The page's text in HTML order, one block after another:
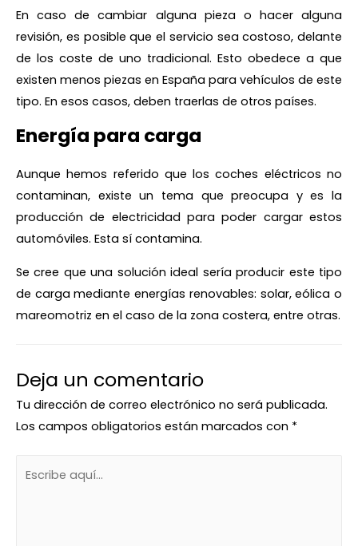
En caso de cambiar alguna pieza o hacer alguna
revisión, es posible que el servicio sea costoso, delante
de los coste de uno tradicional. Esto obedece a que
existen menos piezas en España para vehículos de este
tipo. En esos casos, deben traerlas de otros países.
Energía para carga
Aunque hemos referido que los coches eléctricos no
contaminan, existe un tema que preocupa y es la
producción de electricidad para poder cargar estos
automóviles. Esta sí contamina.
Se cree que una solución ideal sería producir este tipo
de carga mediante energías renovables: solar, eólica o
mareomotriz en el caso de la zona costera, entre otras.
Deja un comentario
Tu dirección de correo electrónico no será publicada.
Los campos obligatorios están marcados con *